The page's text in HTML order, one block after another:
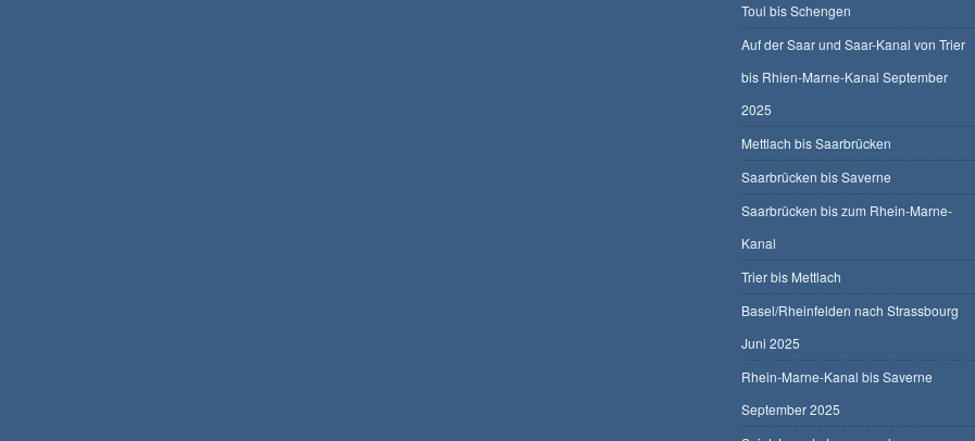
Toul bis Schengen
Auf der Saar und Saar-Kanal von Trier
bis Rhien-Marne-Kanal September
2025
Mettlach bis Saarbrücken
Saarbrücken bis Saverne
Saarbrücken bis zum Rhein-Marne-
Kanal
Trier bis Mettlach
Basel/Rheinfelden nach Strassbourg
Juni 2025
Rhein-Marne-Kanal bis Saverne
September 2025